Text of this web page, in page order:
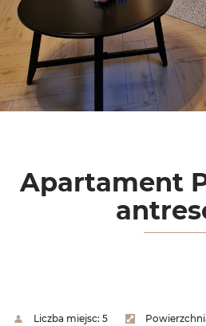
Apartament
Liczba miejsc: 5